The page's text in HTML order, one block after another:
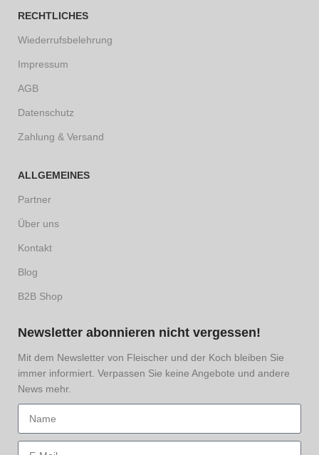
RECHTLICHES
Wiederrufsbelehrung
Impressum
AGB
Datenschutz
Zahlung & Versand
ALLGEMEINES
Partner
Über uns
Kontakt
Blog
B2B Shop
Newsletter abonnieren nicht vergessen!
Mit dem Newsletter von Fleischer und der Koch bleiben Sie
immer informiert. Verpassen Sie keine Angebote und andere
News mehr.